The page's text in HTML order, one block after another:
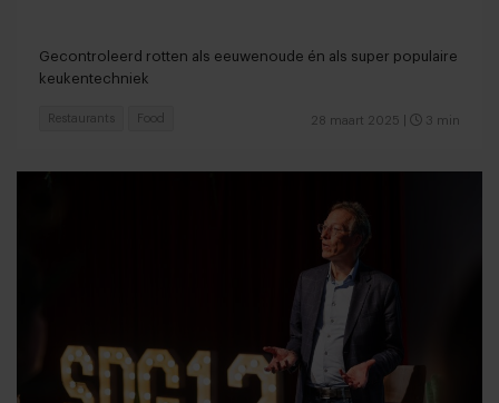
Gecontroleerd rotten als eeuwenoude én als super populaire
keukentechniek
28 maart 2025 3 min
Restaurants Food